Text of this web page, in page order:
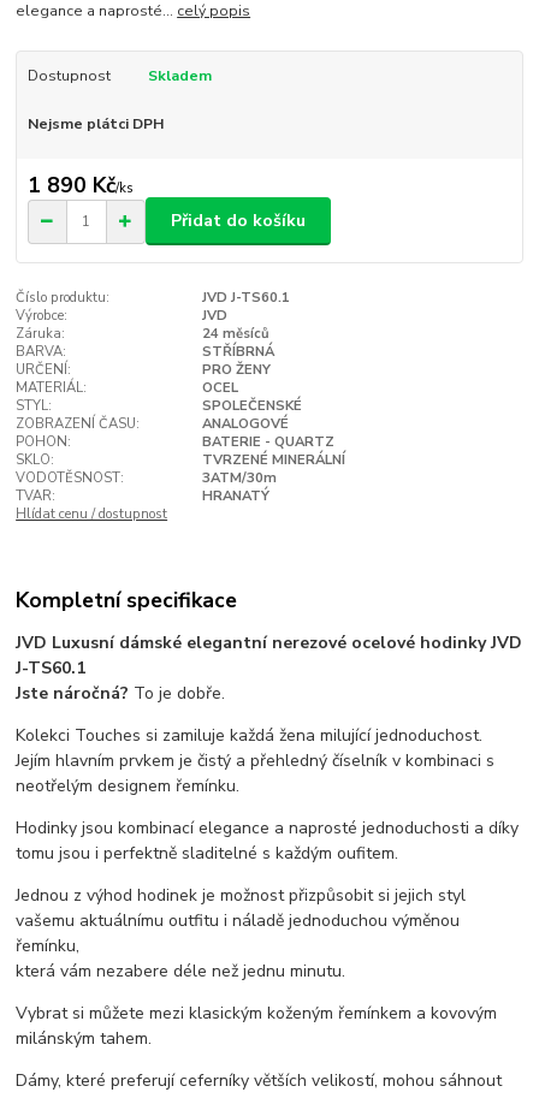
elegance a naprosté... celý popis
Dostupnost Skladem
Nejsme plátci DPH
1 890 Kč/ks
Přidat do košíku
Číslo produktu:
JVD J-TS60.1
Výrobce:
JVD
Záruka:
24 měsíců
BARVA:
STŘÍBRNÁ
URČENÍ:
PRO ŽENY
MATERIÁL:
OCEL
STYL:
SPOLEČENSKÉ
ZOBRAZENÍ ČASU:
ANALOGOVÉ
POHON:
BATERIE - QUARTZ
SKLO:
TVRZENÉ MINERÁLNÍ
VODOTĚSNOST:
3ATM/30m
TVAR:
HRANATÝ
Hlídat cenu / dostupnost
Kompletní specifikace
JVD Luxusní dámské elegantní nerezové ocelové hodinky JVD
J-TS60.1
Jste náročná? To je dobře.
Kolekci Touches si zamiluje každá žena milující jednoduchost.
Jejím hlavním prvkem je čistý a přehledný číselník v kombinaci s
neotřelým designem řemínku.
Hodinky jsou kombinací elegance a naprosté jednoduchosti a díky
tomu jsou i perfektně sladitelné s každým oufitem.
Jednou z výhod hodinek je možnost přizpůsobit si jejich styl
vašemu aktuálnímu outfitu i náladě jednoduchou výměnou
řemínku,
která vám nezabere déle než jednu minutu.
Vybrat si můžete mezi klasickým koženým řemínkem a kovovým
milánským tahem.
Dámy, které preferují ceferníky větších velikostí, mohou sáhnout